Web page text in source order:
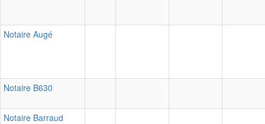
Notaire Augé
Notaire B630
Notaire Barraud